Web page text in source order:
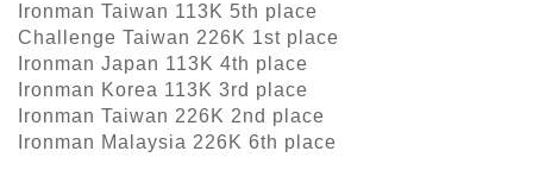
Ironman Taiwan 113K 5th place
Challenge Taiwan 226K 1st place
Ironman Japan 113K 4th place
Ironman Korea 113K 3rd place
Ironman Taiwan 226K 2nd place
Ironman Malaysia 226K 6th place